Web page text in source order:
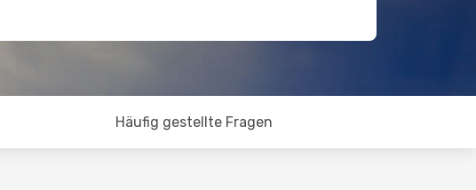
Häufig gestellte Fragen